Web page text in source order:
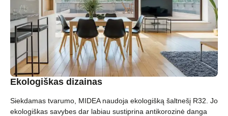
Ekologiškas dizainas
Siekdamas tvarumo, MIDEA naudoja ekologišką šaltnešį R32. Jo
ekologiškas savybes dar labiau sustiprina antikorozinė danga